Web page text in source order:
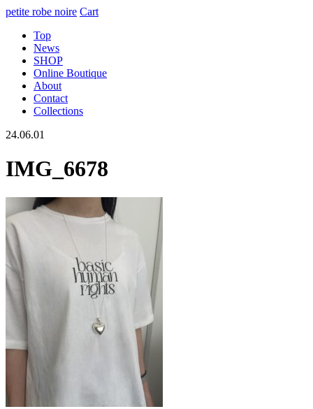
petite robe noire Cart
Top
News
SHOP
Online Boutique
About
Contact
Collections
24.06.01
IMG_6678